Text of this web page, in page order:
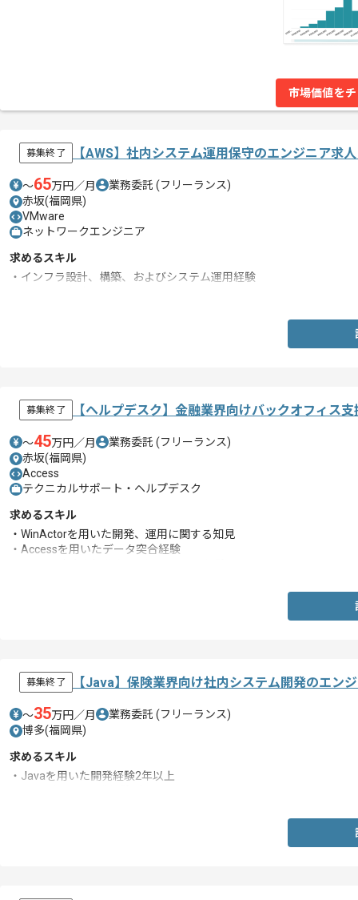
市場価値を
募集終了 【AWS】社内システム運用保守のエンジニア求
〜65万円／月 業務委託 (フリーランス)
赤坂(福岡県)
VMware
ネットワークエンジニア
求めるスキル
・インフラ設計、構築、およびシステム運用経験
募集終了 【ヘルプデスク】金融業界向けバックオフィス
〜45万円／月 業務委託 (フリーランス)
赤坂(福岡県)
Access
テクニカルサポート・ヘルプデスク
求めるスキル
・WinActorを用いた開発、運用に関する知見
・Accessを用いたデータ突合経験
募集終了 【Java】保険業界向け社内システム開発のエン
〜35万円／月 業務委託 (フリーランス)
博多(福岡県)
求めるスキル
・Javaを用いた開発経験2年以上